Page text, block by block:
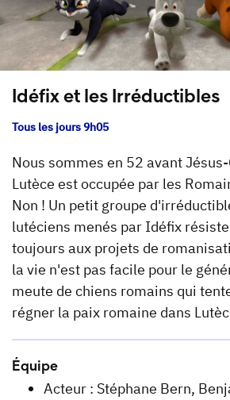
Idéfix et les Irréductibles
Tous les jours 9h05
Nous sommes en 52 avant
Lutèce est occupée par les
Non ! Un petit groupe
lutéciens menés par Idéfix
toujours aux projets de
la vie n'est pas facile pour le
meute de chiens romains qui
régner la paix romaine dans
Équipe
Acteur : Stéphane Bern,